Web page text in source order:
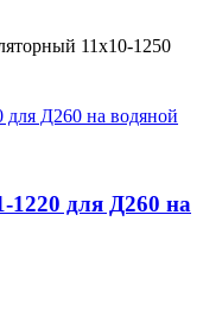
11х10-1250
1220 для Д260 на